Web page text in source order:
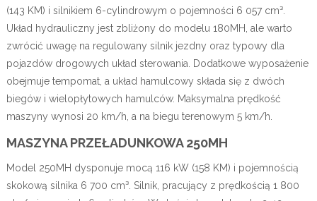
(143 KM) i silnikiem 6-cylindrowym o pojemności 6 057 cm³.
Układ hydrauliczny jest zbliżony do modelu 180MH, ale warto
zwrócić uwagę na regulowany silnik jezdny oraz typowy dla
pojazdów drogowych układ sterowania. Dodatkowe wyposażenie
obejmuje tempomat, a układ hamulcowy składa się z dwóch
biegów i wielopłytowych hamulców. Maksymalna prędkość
maszyny wynosi 20 km/h, a na biegu terenowym 5 km/h.
MASZYNA PRZEŁADUNKOWA 250MH
Model 250MH dysponuje mocą 116 kW (158 KM) i pojemnością
skokową silnika 6 700 cm³. Silnik, pracujący z prędkością 1 800